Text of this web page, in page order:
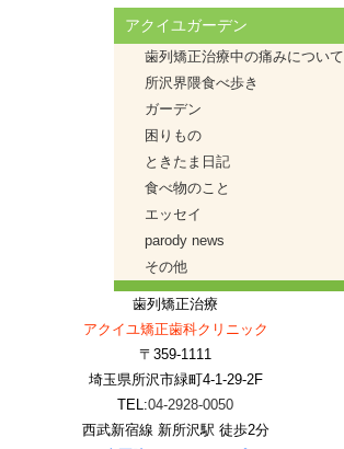
アクイユガーデン
歯列矯正治療中の痛みについて
所沢界隈食べ歩き
ガーデン
困りもの
ときたま日記
食べ物のこと
エッセイ
parody news
その他
歯列矯正治療
アクイユ矯正歯科クリニック
〒359-1111
埼玉県所沢市緑町4-1-29-2F
TEL:04-2928-0050
西武新宿線 新所沢駅 徒歩2分